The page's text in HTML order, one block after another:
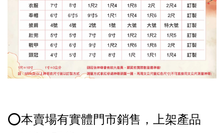
⭕️本賣場有實體門市銷售，上架產品